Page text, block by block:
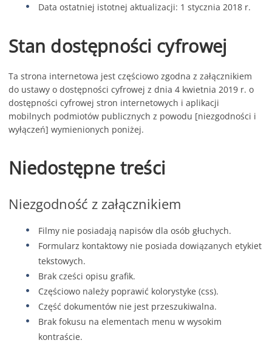
Data ostatniej istotnej aktualizacji: 1 stycznia 2018 r.
Stan dostępności cyfrowej
Ta strona internetowa jest częściowo zgodna z załącznikiem
do ustawy o dostępności cyfrowej z dnia 4 kwietnia 2019 r. o
dostępności cyfrowej stron internetowych i aplikacji
mobilnych podmiotów publicznych z powodu [niezgodności i
wyłączeń] wymienionych poniżej.
Niedostępne treści
Niezgodność z załącznikiem
Filmy nie posiadają napisów dla osób głuchych.
Formularz kontaktowy nie posiada dowiązanych etykiet
tekstowych.
Brak cześci opisu grafik.
Częściowo należy poprawić kolorystyke (css).
Część dokumentów nie jest przeszukiwalna.
Brak fokusu na elementach menu w wysokim
kontraście.